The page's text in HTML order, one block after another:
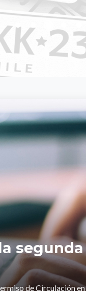
de Circulación